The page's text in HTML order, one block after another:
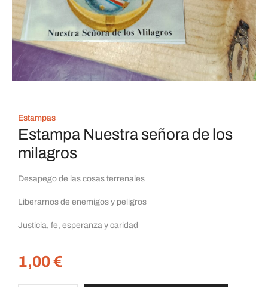
Estampas
Estampa Nuestra señora de los
milagros
Desapego de las cosas terrenales
Liberarnos de enemigos y peligros
Justicia, fe, esperanza y caridad
1,00€